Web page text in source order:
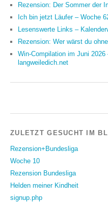
Rezension: Der Sommer der
Ich bin jetzt Läufer – Woche
Lesenswerte Links –
Rezension: Wer wärst du
Win-Compilation im Juni
langweiledich.net
ZULETZT GESUCHT IM
Rezension+Bundesliga
Woche 10
Rezension Bundesliga
Helden meiner Kindheit
signup.php